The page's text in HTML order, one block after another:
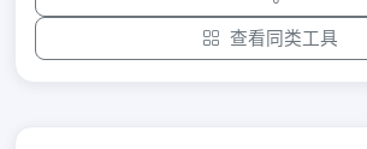
查看同类工具